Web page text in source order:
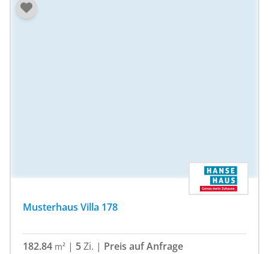
Musterhaus Villa 178
182.84 m² | 5Zi. | Preis auf Anfrage